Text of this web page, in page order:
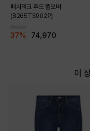
패치워크 후드 풀오버
(B265TS902P)
37% 74,970
이